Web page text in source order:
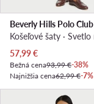
Beverly Hills Polo Club
Aktuálna cena
57,99€
Bežná cena93,99 €-38%
Najnižšia cena62,99 €-7%